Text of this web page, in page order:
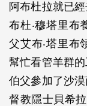
阿布杜拉就已
布杜‧穆塔里布
父艾布‧塔里布
幫忙看管羊群
伯父參加了沙
督教隱士貝希